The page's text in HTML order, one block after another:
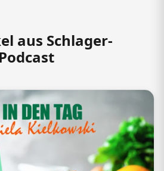
aus Schlager-